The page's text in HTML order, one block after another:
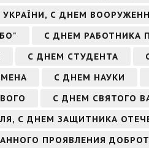
С ДНЕМ
С ДНЕМ РАБОТНИКА
С ДНЕМ СТУДЕНТА
С ДНЕМ НАУКИ
С ДНЕМ СВЯТОГО
С ДНЕМ ЗАЩИТНИКА
ПРОЯВЛЕНИЯ